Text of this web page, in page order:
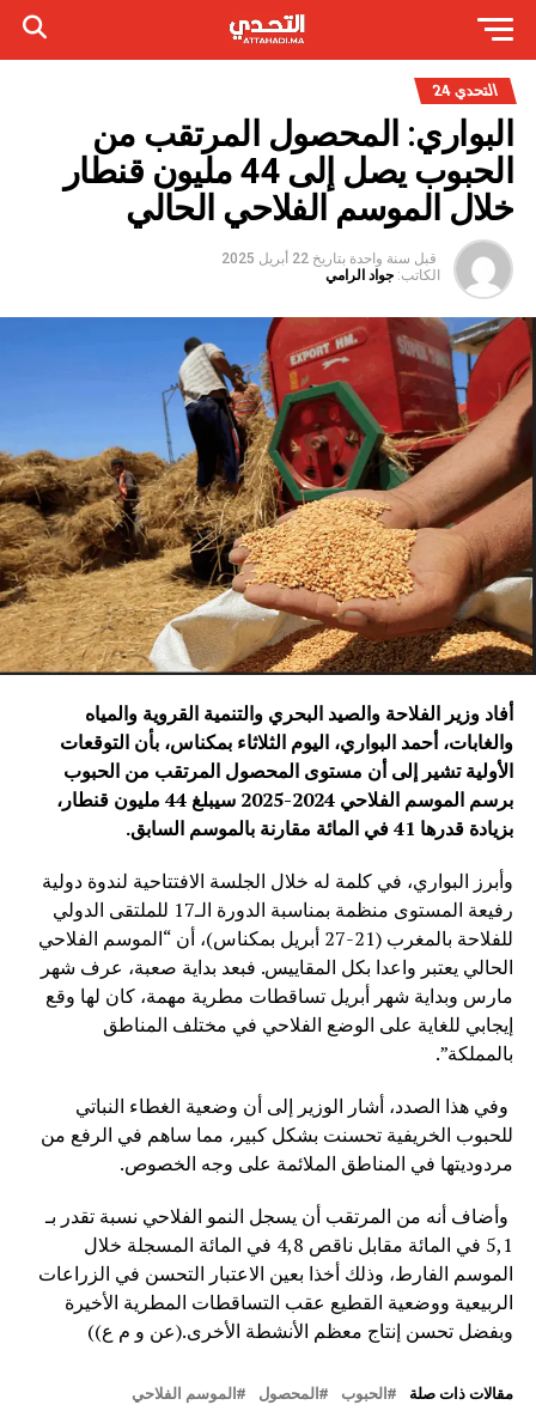
التحدي 24
البواري: المحصول المرتقب من
الحبوب يصل إلى 44 مليون قنطار
خلال الموسم الفلاحي الحالي
قبل سنة واحدة بتاريخ 22 أبريل 2025
الكاتب: جواد الرامي
أفاد وزير الفلاحة والصيد البحري والتنمية القروية والمياه
والغابات، أحمد البواري، اليوم الثلاثاء بمكناس، بأن التوقعات
الأولية تشير إلى أن مستوى المحصول المرتقب من الحبوب
برسم الموسم الفلاحي 2024-2025 سيبلغ 44 مليون قنطار،
بزيادة قدرها 41 في المائة مقارنة بالموسم السابق
.
وأبرز البواري، في كلمة له خلال الجلسة الافتتاحية لندوة دولية
رفيعة المستوى منظمة بمناسبة الدورة الـ17 للملتقى الدولي
للفلاحة بالمغرب (21-27 أبريل بمكناس)، أن “الموسم الفلاحي
الحالي يعتبر واعدا بكل المقاييس. فبعد بداية صعبة، عرف شهر
مارس وبداية شهر أبريل تساقطات مطرية مهمة، كان لها وقع
إيجابي للغاية على الوضع الفلاحي في مختلف المناطق
بالمملكة”.
وفي هذا الصدد، أشار الوزير إلى أن وضعية الغطاء النباتي
للحبوب الخريفية تحسنت بشكل كبير، مما ساهم في الرفع من
مردوديتها في المناطق الملائمة على وجه الخصوص.
وأضاف أنه من المرتقب أن يسجل النمو الفلاحي نسبة تقدر بـ
5,1 في المائة مقابل ناقص 4,8 في المائة المسجلة خلال
الموسم الفارط، وذلك أخذا بعين الاعتبار التحسن في الزراعات
الربيعية ووضعية القطيع عقب التساقطات المطرية الأخيرة
وبفضل تحسن إنتاج معظم الأنشطة الأخرى.(عن و م ع))
مقالات ذات صلة الحبوب المحصول الموسم الفلاحي